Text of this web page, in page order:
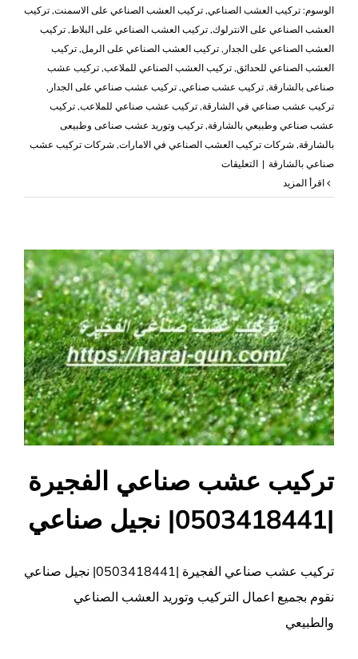
الوسوم: تركيب العشب الصناعي, تركيب العشب الصناعي على الاسمنت, تركيب
العشب الصناعي على الانترلوك, تركيب العشب الصناعي على البلاط , تركيب
العشب الصناعي على الجدار , تركيب العشب الصناعي على الرمل, تركيب
العشب الصناعي للحدائق, تركيب العشب الصناعي للملاعب, تركيب عشب
صناعى بالشارقة, تركيب عشب صناعي, تركيب عشب صناعي على الجدار ,
تركيب عشب صناعي في الشارقة, تركيب عشب صناعي للملاعب, تركيب
عشب صناعي وطبيعي بالشارقة, تركيب وتوريد عشب صناعى وطبيعى
بالشارقة, شركات تركيب العشب الصناعي في الامارات, شركات تركيب عشب
صناعي بالشارقة | التعليقاتعلى
عشب
الشارقة
|0503418441|
نجيل
صناعي
مغلقة
تركيب عشب صناعي الفجيرة
|0503418441| نجيل صناعي
تركيب عشب صناعي الفجيرة |0503418441| نجيل صناعي
نقوم بجميع اعمال التركيب وتوريد العشب الصناعي
والطبيعي